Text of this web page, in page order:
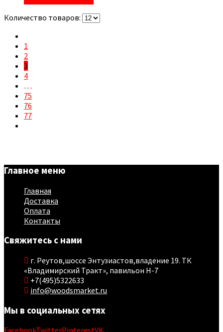
Количество товаров:
1
2
3
4
…
75
76
77
Главное меню
Главная
Доставка
Оплата
Контакты
Свяжитесь с нами
г. Реутов,шоссе Энтузиастов,владение 19. ТК
«Владимирский Тракт», павильон Н-7
+7(495)5322633
info@woodsmarket.ru
Мы в социальных сетях